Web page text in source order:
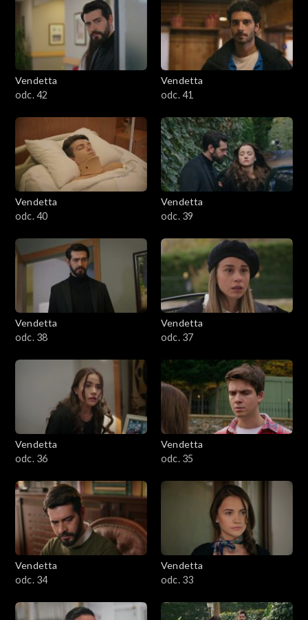
Vendetta
odc. 42
Vendetta
odc. 41
Vendetta
odc. 40
Vendetta
odc. 39
Vendetta
odc. 38
Vendetta
odc. 37
Vendetta
odc. 36
Vendetta
odc. 35
Vendetta
odc. 34
Vendetta
odc. 33